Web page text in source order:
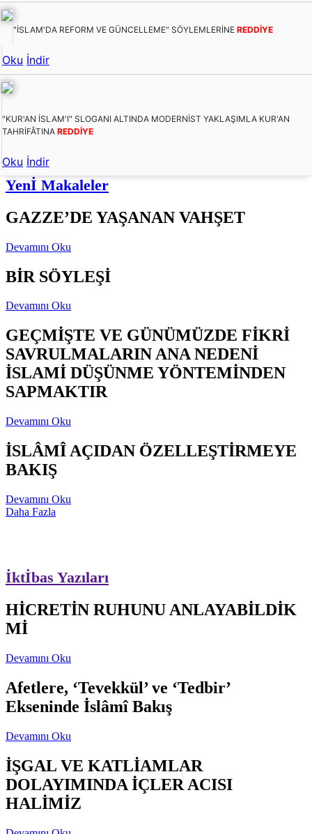
"İSLAM'DA REFORM VE GÜNCELLEME" SÖYLEMLERİNE REDDİYE
Oku İndir
"KUR'AN İSLAM'I" SLOGANI ALTINDA MODERNİST YAKLAŞIMLA KUR'AN
TAHRİFÂTINA REDDİYE
Oku İndir
Yenİ Makaleler
GAZZE’DE YAŞANAN VAHŞET
Devamını Oku
BİR SÖYLEŞİ
Devamını Oku
GEÇMİŞTE VE GÜNÜMÜZDE FİKRİ
SAVRULMALARIN ANA NEDENİ
İSLAMİ DÜŞÜNME YÖNTEMİNDEN
SAPMAKTIR
Devamını Oku
İSLÂMÎ AÇIDAN ÖZELLEŞTİRMEYE
BAKIŞ
Devamını Oku
Daha Fazla
İktİbas Yazıları
HİCRETİN RUHUNU ANLAYABİLDİK
Mİ
Devamını Oku
Afetlere, ‘Tevekkül’ ve ‘Tedbir’
Ekseninde İslâmî Bakış
Devamını Oku
İŞGAL VE KATLİAMLAR
DOLAYIMINDA İÇLER ACISI
HALİMİZ